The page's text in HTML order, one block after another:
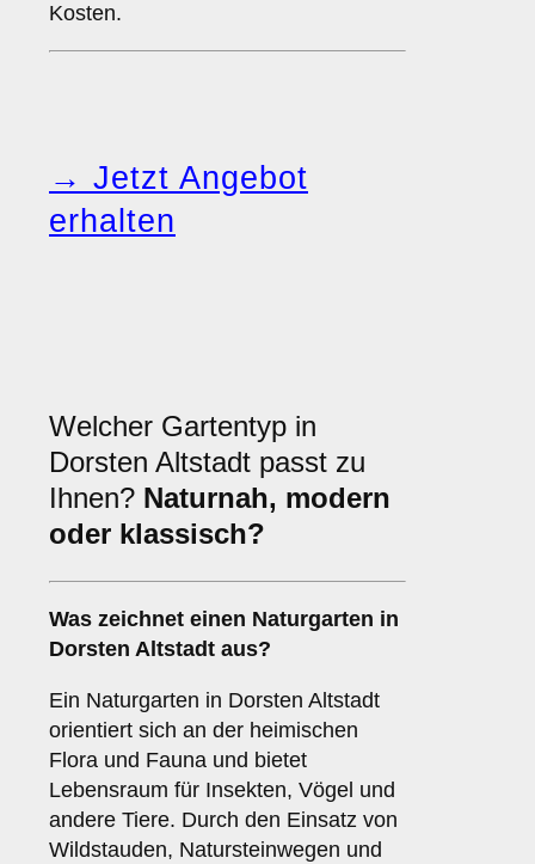
Kosten.
→ Jetzt Angebot
erhalten
Welcher Gartentyp in
Dorsten Altstadt passt zu
Ihnen? Naturnah, modern
oder klassisch?
Was zeichnet einen Naturgarten in
Dorsten Altstadt aus?
Ein Naturgarten in Dorsten Altstadt
orientiert sich an der heimischen
Flora und Fauna und bietet
Lebensraum für Insekten, Vögel und
andere Tiere. Durch den Einsatz von
Wildstauden, Natursteinwegen und